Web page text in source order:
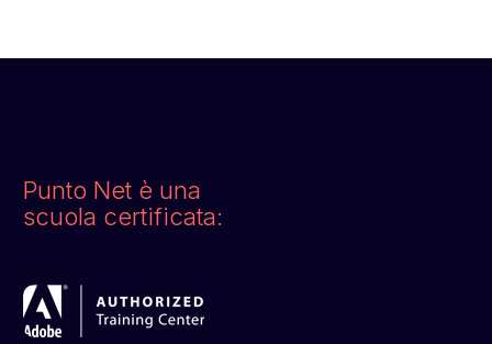
Punto Net è una
scuola certificata: